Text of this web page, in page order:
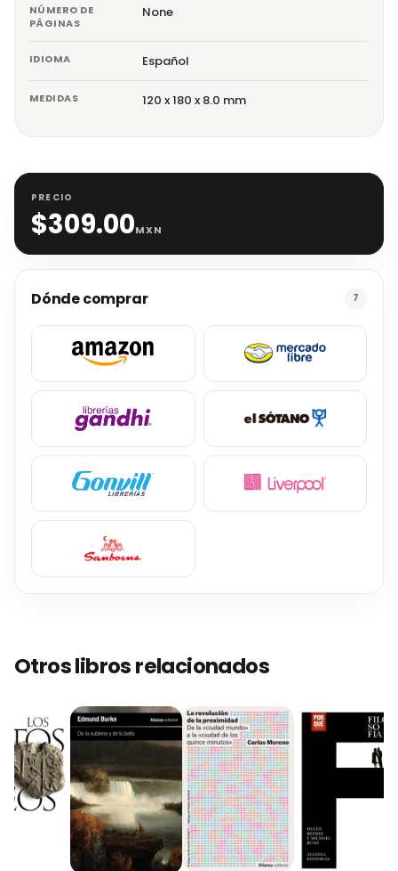
NÚMERO DE
PÁGINAS
None
IDIOMA Español
MEDIDAS 120 x 180 x 8.0 mm
PRECIO
$309.00MXN
Dónde comprar 7
Otros libros relacionados